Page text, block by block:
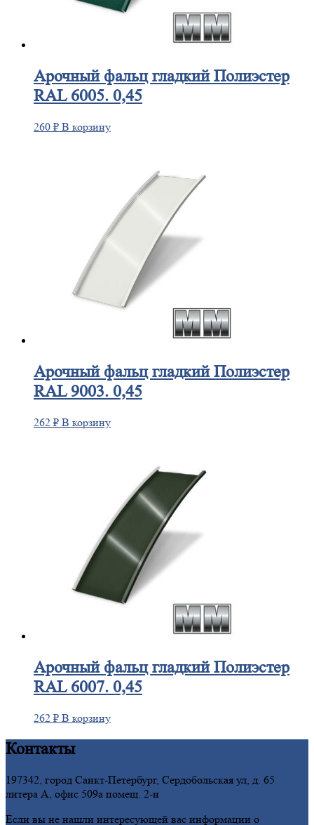
Арочныйфальц гладкий Полиэстер
RAL 6005. 0,45
260 ₽ В корзину
Арочныйфальц гладкий Полиэстер
RAL 9003. 0,45
262 ₽ В корзину
Арочныйфальц гладкий Полиэстер
RAL 6007. 0,45
262 ₽ В корзину
Контакты
197342, город Санкт-Петербург, Сердобольская ул, д. 65
литера А, офис 509а помещ. 2-н
Если вы не нашли интересующей вас информации о